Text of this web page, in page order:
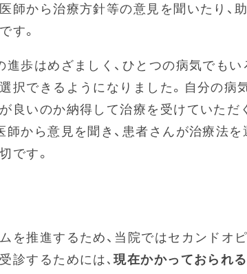
師から治療方針等の意見を聞いたり、
す。
進歩はめざましく、ひとつの病気でもい
択できるようになりました。自分の病
良いのか納得して治療を受けていただ
師から意見を聞き、患者さんが治療法を
です。
を推進するため、当院ではセカンドオ
診するためには､現在かかっておられ